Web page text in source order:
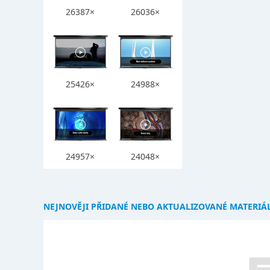
26387× 26036×
25426× 24988×
24957× 24048×
NEJNOVĚJI PŘIDANÉ NEBO AKTUALIZOVANÉ